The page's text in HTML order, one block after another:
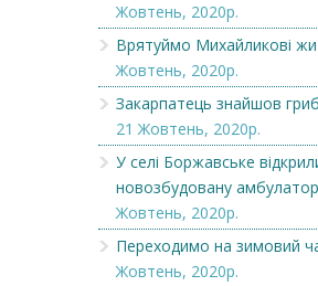
Жовтень, 2020р.
Врятуймо Михайликові
Жовтень, 2020р.
Закарпатець знайшов
21 Жовтень, 2020р.
У селі Боржавське
новозбудовану
Жовтень, 2020р.
Переходимо на зимовий
Жовтень, 2020р.